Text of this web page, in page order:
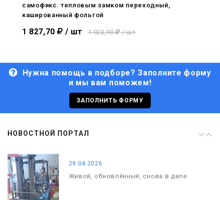
самофикс. тепловым замком переходный,
кашированный фольгой
1 827,70 / шт 1 923,90 / шт
Нужна помощь в подборе? Заполните форму
и мы вам поможем!
ЗАПОЛНИТЬ ФОРМУ
НОВОСТНОЙ ПОРТАЛ
29.06.2026
С Днём кораблестроителя!
С Днём Победы. Память, которая с
29.04.2026
Живой, обновлённый, снова в деле